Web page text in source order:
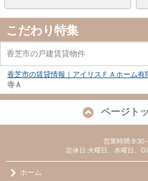
こだわり特集
香芝市の戸建賃貸物件
香芝市の賃貸情報｜アイリスＦＡホーム有
寺Ａ
ページト
営業時間:9:30
定休日:火曜日、水曜日、
ホーム